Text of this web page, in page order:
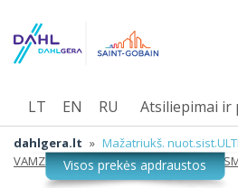
Atsiliepimai ir
LT EN RU
dahlgera.lt » Mažatriukš.